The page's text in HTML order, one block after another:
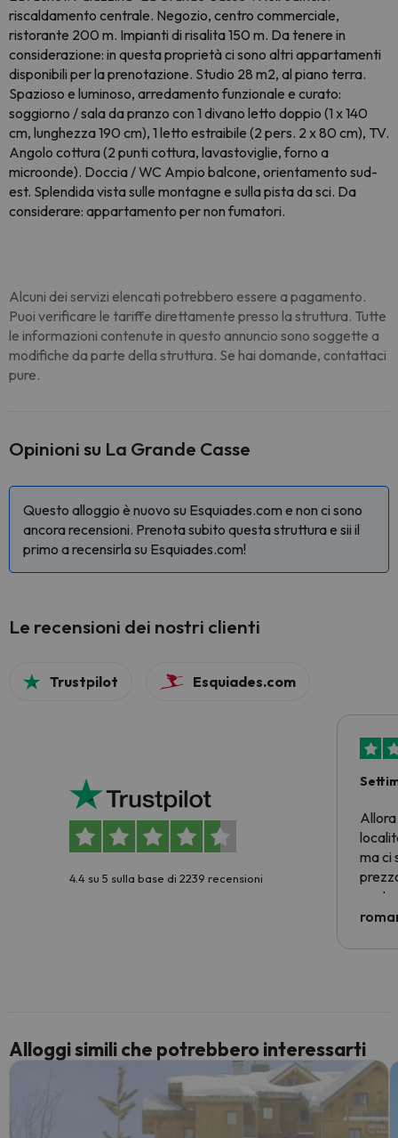
riscaldamento centrale. Negozio, centro commerciale,
ristorante 200 m. Impianti di risalita 150 m. Da tenere in
considerazione: in questa proprietà ci sono altri appartamenti
disponibili per la prenotazione. Studio 28 m2, al piano terra.
Spazioso e luminoso, arredamento funzionale e curato:
soggiorno / sala da pranzo con 1 divano letto doppio (1 x 140
cm, lunghezza 190 cm), 1 letto estraibile (2 pers. 2 x 80 cm), TV.
Angolo cottura (2 punti cottura, lavastoviglie, forno a
microonde). Doccia / WC Ampio balcone, orientamento sud-
est. Splendida vista sulle montagne e sulla pista da sci. Da
considerare: appartamento per non fumatori.
Alcuni dei servizi elencati potrebbero essere a pagamento.
Puoi verificare le tariffe direttamente presso la struttura. Tutte
le informazioni contenute in questo annuncio sono soggette a
modifiche da parte della struttura. Se hai domande, contattaci
pure.
Opinioni su La Grande Casse
Questo alloggio è nuovo su Esquiades.com e non ci sono
ancora recensioni. Prenota subito questa struttura e sii il
primo a recensirla su Esquiades.com!
Le recensioni dei nostri clienti
Trustpilot Esquiades.com
4.4 su 5 sulla base di 2239 recensioni
Allora
ma ci
Alloggi simili che potrebbero interessarti